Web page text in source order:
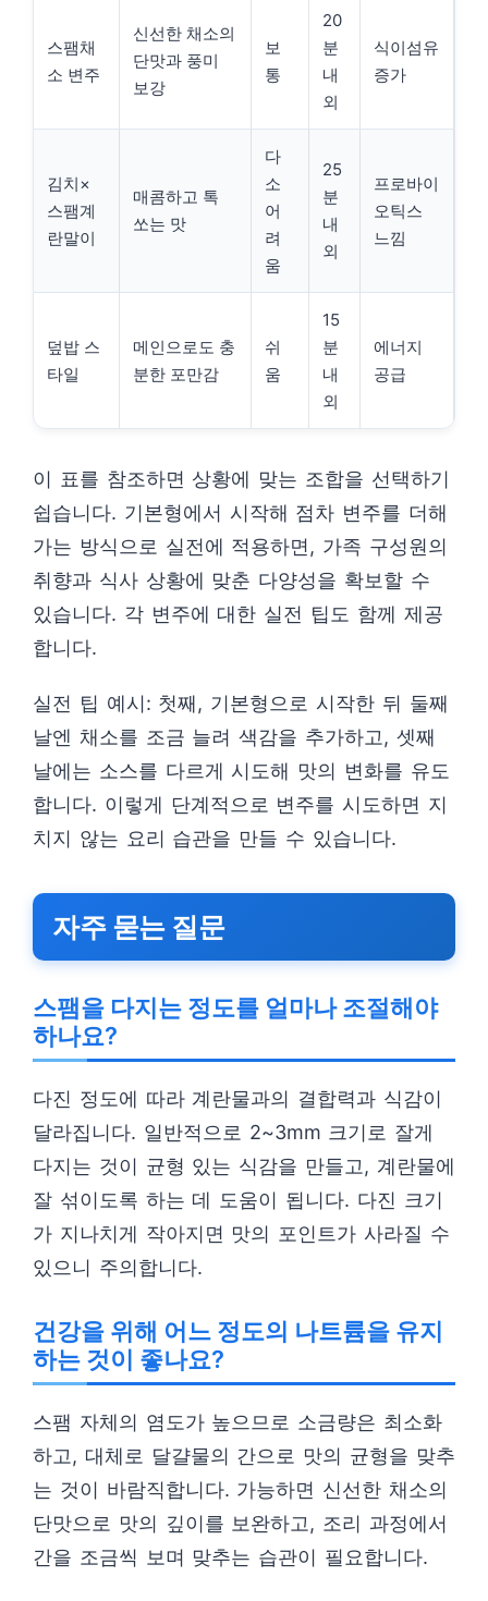
스팸채
소 변주
신선한 채소의
단맛과 풍미
보강
보
통
20
분
내
외
식이섬유
증가
김치×
스팸계
란말이
매콤하고 톡
쏘는 맛
다
소
어
려
움
25
분
내
외
프로바이
오틱스
느낌
덮밥 스
타일
메인으로도 충
분한 포만감
쉬
움
15
분
내
외
에너지
공급
이 표를 참조하면 상황에 맞는 조합을 선택하기
쉽습니다. 기본형에서 시작해 점차 변주를 더해
가는 방식으로 실전에 적용하면, 가족 구성원의
취향과 식사 상황에 맞춘 다양성을 확보할 수
있습니다. 각 변주에 대한 실전 팁도 함께 제공
합니다.
실전 팁 예시: 첫째, 기본형으로 시작한 뒤 둘째
날엔 채소를 조금 늘려 색감을 추가하고, 셋째
날에는 소스를 다르게 시도해 맛의 변화를 유도
합니다. 이렇게 단계적으로 변주를 시도하면 지
치지 않는 요리 습관을 만들 수 있습니다.
자주 묻는 질문
스팸을 다지는 정도를 얼마나 조절해야
하나요?
다진 정도에 따라 계란물과의 결합력과 식감이
달라집니다. 일반적으로 2~3mm 크기로 잘게
다지는 것이 균형 있는 식감을 만들고, 계란물에
잘 섞이도록 하는 데 도움이 됩니다. 다진 크기
가 지나치게 작아지면 맛의 포인트가 사라질 수
있으니 주의합니다.
건강을 위해 어느 정도의 나트륨을 유지
하는 것이 좋나요?
스팸 자체의 염도가 높으므로 소금량은 최소화
하고, 대체로 달걀물의 간으로 맛의 균형을 맞추
는 것이 바람직합니다. 가능하면 신선한 채소의
단맛으로 맛의 깊이를 보완하고, 조리 과정에서
간을 조금씩 보며 맞추는 습관이 필요합니다.